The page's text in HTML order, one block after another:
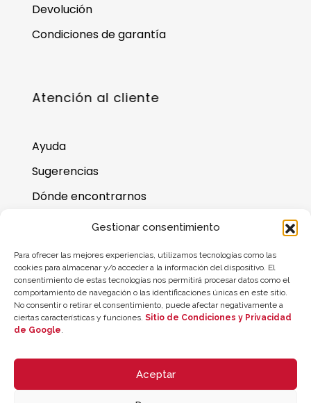
Gestionar consentimiento
Para ofrecer las mejores experiencias, utilizamos tecnologías como las
cookies para almacenar y/o acceder a la información del dispositivo. El
consentimiento de estas tecnologías nos permitirá procesar datos como el
comportamiento de navegación o las identificaciones únicas en este sitio.
No consentir o retirar el consentimiento, puede afectar negativamente a
ciertas características y funciones. Sitio de Condiciones y Privacidad
de Google.
Aceptar
Devolución
Condiciones de garantía
Atención al cliente
Ayuda
Sugerencias
Dónde encontrarnos
Preguntas frecuentes